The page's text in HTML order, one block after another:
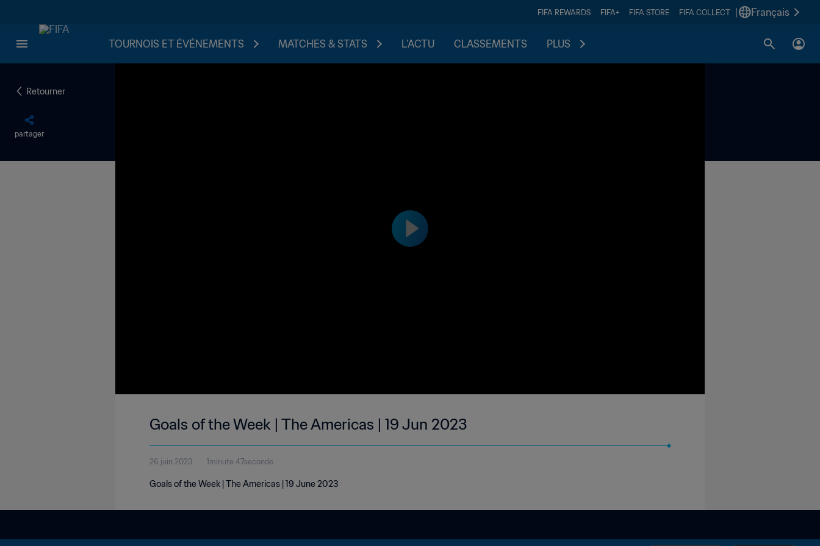
FIFA REWARDS FIFA+ FIFA STORE FIFA COLLECT Français
TOURNOIS ET ÉVÉNEMENTS MATCHES & STATS L'ACTU CLASSEMENTS PLUS
Retourner
partager
Goals of the Week | The Americas | 19 Jun 2023
26 juin 2023 1minute 47seconde
Goals of the Week | The Americas | 19 June 2023